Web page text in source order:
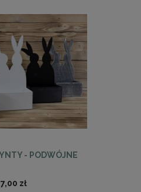
- PODWÓJNE
zł